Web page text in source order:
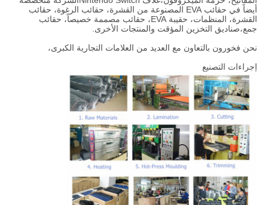
أيضاً في حقائب EVA المصنوعة من القشرة، حقائب الرغوة، حقائب
القشرة، المنظمات، حقيبة EVA، حقائب مصممة خصيصاً، حقائب
جمع،صناديق التخزين المؤقت والمنتجات الأخرى.
نحن فخورون بالتعاون مع العديد من العلامات التجارية الكبرى،
إجراءات التصنيع